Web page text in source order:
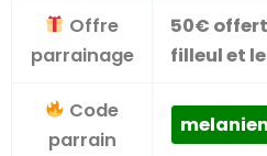
Offre
parrainage
50€
filleul et
Code
parrain